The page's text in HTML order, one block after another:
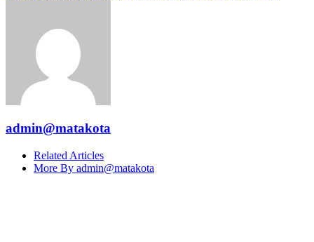
admin@matakota
Related Articles
More By admin@matakota